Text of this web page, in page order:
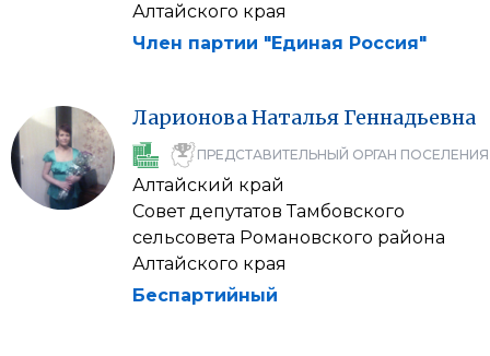
Алтайского края
Член партии "Единая Россия"
ЛарионоваНаталья Геннадьевна
ПРЕДСТАВИТЕЛЬНЫЙ ОРГАН ПОСЕЛЕНИЯ
Алтайский край
Совет депутатов Тамбовского
сельсовета Романовского района
Алтайского края
Беспартийный